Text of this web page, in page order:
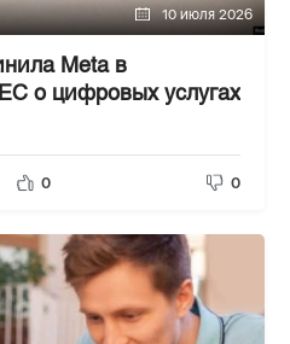
10 июля 2026
Meta в
о цифровых услугах
0 0